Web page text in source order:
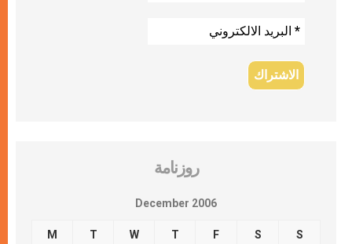
روزنامة
December 2006
M T W T F S S